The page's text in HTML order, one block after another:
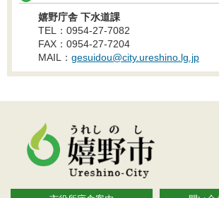
嬉野庁舎 下水道課
TEL：0954-27-7082
FAX：0954-27-7204
MAIL： gesuidou@city.ureshino.lg.jp